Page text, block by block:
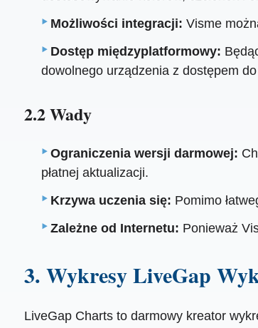
Możliwości integracji: Visme
Dostęp międzyplatformowy:
dowolnego urządzenia z dostępem
2.2 Wady
Ograniczenia wersji darmowej:
płatnej aktualizacji.
Krzywa uczenia się: Pomimo
Zależne od Internetu: Ponieważ
3. Wykresy LiveGap
LiveGap Charts to darmowy kreator